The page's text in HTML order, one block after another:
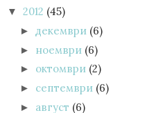
▼ 2012 (45)
► декември (6)
► ноември (6)
► октомври (2)
► септември (6)
► август (6)